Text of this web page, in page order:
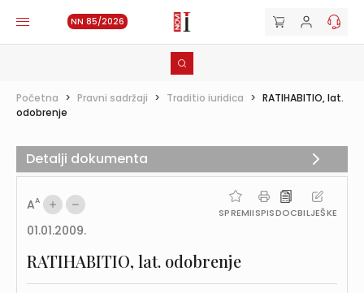
NN 85/2026
Početna > Pravni sadržaji > Traditio iuridica > RATIHABITIO, lat.
odobrenje
AA
SPREMIISPISDOCBILJEŠKE
01.01.2009.
RATIHABITIO, lat. odobrenje
Detalji dokumenta